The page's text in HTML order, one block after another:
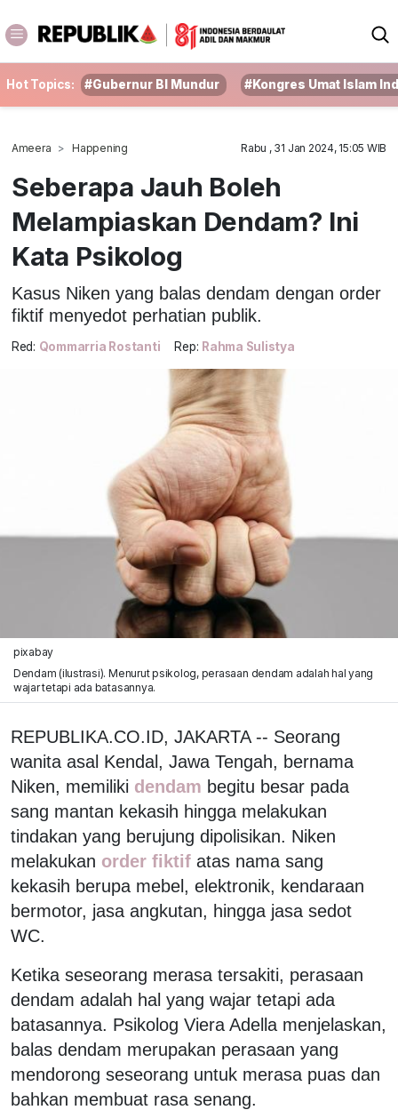
Hot Topics: #Gubernur BI Mundur #Kongres Umat Islam
Ameera Happening Rabu , 31 Jan 2024, 15:05 WIB
Seberapa Jauh Boleh
Melampiaskan Dendam? Ini
Kata Psikolog
Kasus Niken yang balas dendam dengan order
fiktif menyedot perhatian publik.
Red: Qommarria Rostanti Rep: Rahma Sulistya
pixabay
Dendam (ilustrasi). Menurut psikolog, perasaan dendam adalah hal yang
wajar tetapi ada batasannya.
REPUBLIKA.CO.ID, JAKARTA -- Seorang
wanita asal Kendal, Jawa Tengah, bernama
Niken, memiliki dendam begitu besar pada
sang mantan kekasih hingga melakukan
tindakan yang berujung dipolisikan. Niken
melakukan order fiktif atas nama sang
kekasih berupa mebel, elektronik, kendaraan
bermotor, jasa angkutan, hingga jasa sedot
WC.
Ketika seseorang merasa tersakiti, perasaan
dendam adalah hal yang wajar tetapi ada
batasannya. Psikolog Viera Adella menjelaskan,
balas dendam merupakan perasaan yang
mendorong seseorang untuk merasa puas dan
bahkan membuat rasa senang.